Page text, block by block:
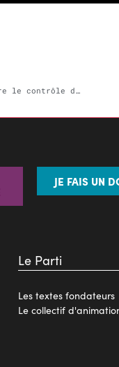
« Redevenir souverain (Reprendre le contrôle de nos destinées) » – Festival des idées, Emmanuel Maurel
JE FAIS UN
Le Parti
Les textes fondateurs
Le collectif